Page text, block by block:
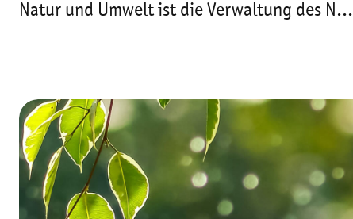
Natur und Umwelt ist die Verwaltung des N...